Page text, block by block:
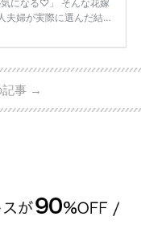
になる♡」 そんな花嫁
夫婦が実際に選んだ結婚
、ティファニーなど世界
広くご紹介。 さらに、
リングの特徴や魅力 ・
記事 →